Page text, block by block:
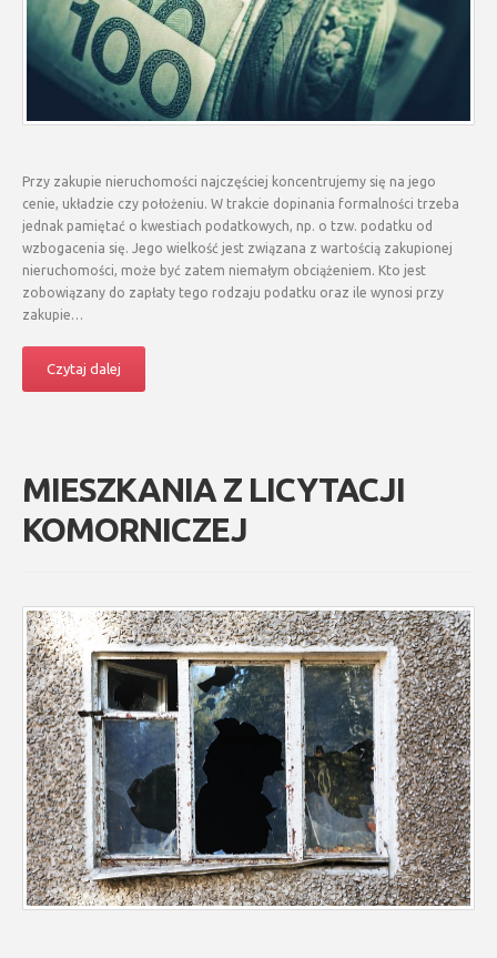
Przy zakupie nieruchomości najczęściej koncentrujemy się na jego
cenie, układzie czy położeniu. W trakcie dopinania formalności trzeba
jednak pamiętać o kwestiach podatkowych, np. o tzw. podatku od
wzbogacenia się. Jego wielkość jest związana z wartością zakupionej
nieruchomości, może być zatem niemałym obciążeniem. Kto jest
zobowiązany do zapłaty tego rodzaju podatku oraz ile wynosi przy
zakupie…
Czytaj dalej
MIESZKANIA Z LICYTACJI
KOMORNICZEJ